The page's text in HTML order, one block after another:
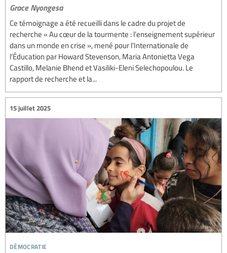
Grace Nyongesa
Ce témoignage a été recueilli dans le cadre du projet de
recherche « Au cœur de la tourmente : l’enseignement supérieur
dans un monde en crise », mené pour l’Internationale de
l’Éducation par Howard Stevenson, Maria Antonietta Vega
Castillo, Melanie Bhend et Vasiliki-Eleni Selechopoulou. Le
rapport de recherche et la...
démocratie
15 juillet 2025